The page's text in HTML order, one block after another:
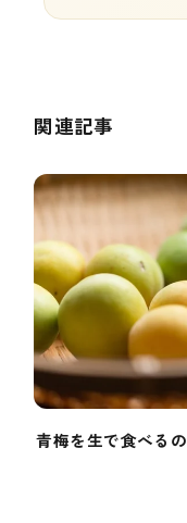
関連記事
青梅を生で食べる